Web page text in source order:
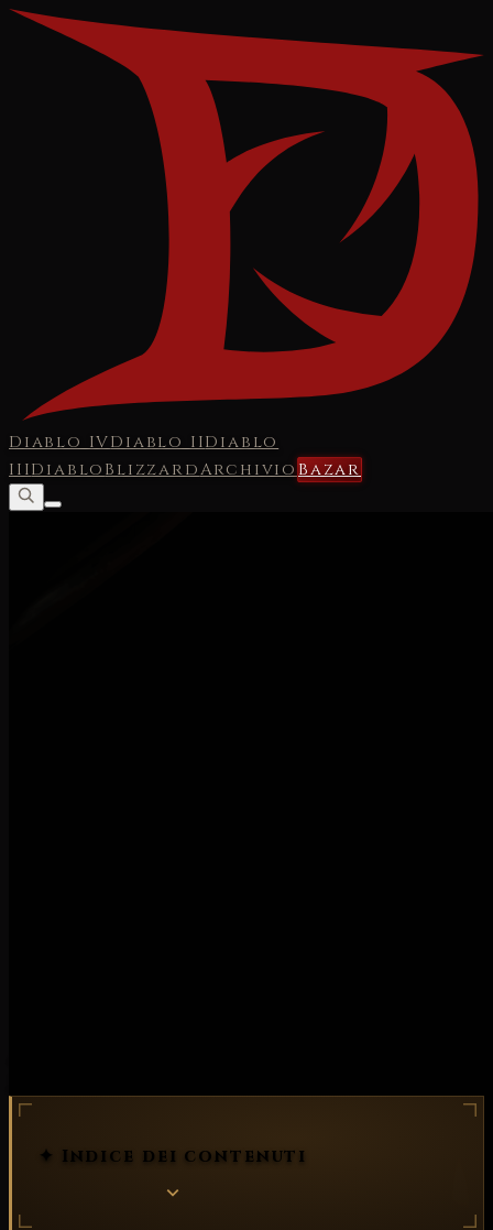
Diablo IVDiablo IIDiablo
IIIDiabloBlizzardArchivioBazar
✦ Indice dei contenuti